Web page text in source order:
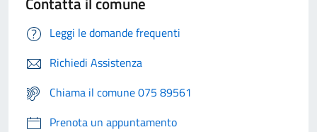
Leggi le domande frequenti
Richiedi Assistenza
Chiama il comune 075 89561
Prenota un appuntamento